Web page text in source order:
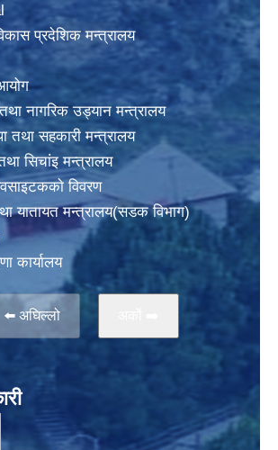
प्रदेशिक मन्त्रालय
नागरिक उड्यान मन्त्रालय
तथा सहकारी मन्त्रालय
सिचांइ मन्त्रालय
विवरण
यातायत मन्त्रालय(सडक विभाग)
कार्यालय
⬅️ अघिल्लो